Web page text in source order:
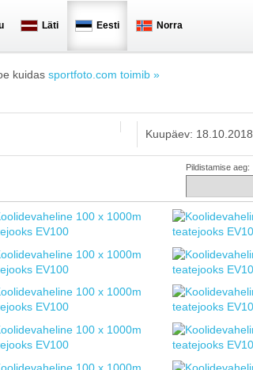
Läti Eesti Norra
kuidas sportfoto.com toimib »
Kuupäev: 18.10.2018
Pildistamise aeg: